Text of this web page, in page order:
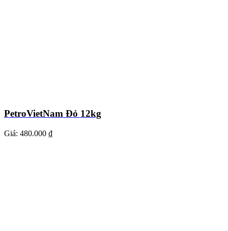
PetroVietNam Đỏ 12kg
Giá: 480.000 ₫